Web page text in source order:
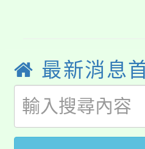
系所師生
版
公告本校
代理(課)
「2026金
車」活動
桃園市
最新消息